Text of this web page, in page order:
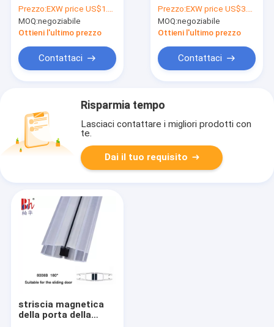
10mm
Prezzo:EXW price US$1.4 per piece
MOQ:negoziabile
Ottieni l'ultimo prezzo
Contattaci
magnetica della
porta della doccia
135° di 10mm
Prezzo:EXW price US$3.5 per sets (2pcs of 2.2meter)
MOQ:negoziabile
Ottieni l'ultimo prezzo
Contattaci
Risparmia tempo
Lasciaci contattare i migliori prodotti con
te.
Dai il tuo requisito
striscia magnetica
della porta della